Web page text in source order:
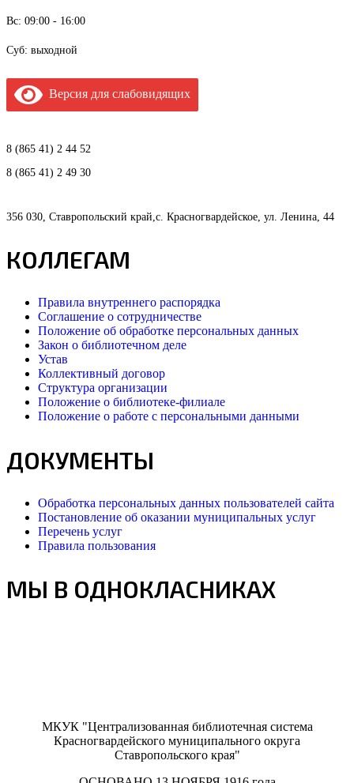
Вс: 09:00 - 16:00
Суб: выходной
Версия для слабовидящих
8 (865 41) 2 44 52
8 (865 41) 2 49 30
356 030, Ставропольский край,с. Красногвардейское, ул. Ленина, 44
КОЛЛЕГАМ
Правила внутреннего распорядка
Соглашение о сотрудничестве
Положение об обработке персональных данных
Закон о библиотечном деле
Устав
Коллективный договор
Структура организации
Положение о библиотеке-филиале
Положение о работе с персональными данными
ДОКУМЕНТЫ
Обработка персональных данных пользователей сайта
Постановление об оказании муниципальных услуг
Перечень услуг
Правила пользования
МЫ В ОДНОКЛАСНИКАХ
МКУК "Централизованная библиотечная система
Красногвардейского муниципального округа
Ставропольского края"